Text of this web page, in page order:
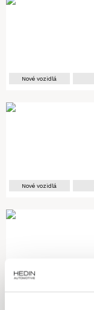
Nové vozidlá
Nové vozidlá